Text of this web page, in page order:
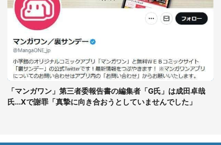
「マンガワン」第三者委報告書の編集者「G氏」は成田卓哉
氏...Xで謝罪「真摯に向き合おうとしていませんでした」